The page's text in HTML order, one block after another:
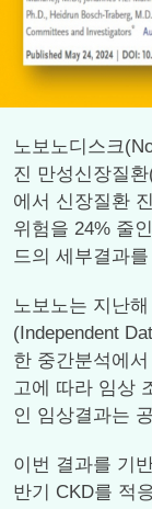
노보노디스크
진 만성신장질
에서 신장질환
위험을 24% 줄
드의 세부결과
노보노는 지난
(Independent
한 중간분석에
고에 따라 임상
인 임상결과는
이번 결과를 기
반기 CKD를 적